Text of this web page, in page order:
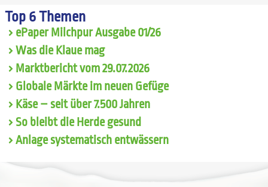
Top 6 Themen
ePaper Milchpur Ausgabe 01/26
Was die Klaue mag
Marktbericht vom 29.07.2026
Globale Märkte im neuen Gefüge
Käse – seit über 7.500 Jahren
So bleibt die Herde gesund
Anlage systematisch entwässern